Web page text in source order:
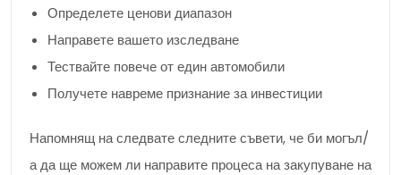
Определете ценови диапазон
Направете вашето изследване
Тествайте повече от един автомобили
Получете навреме признание за инвестиции
Напомнящ на следвате следните съвети, че би могъл/
а да ще можем ли направите процеса на закупуване на